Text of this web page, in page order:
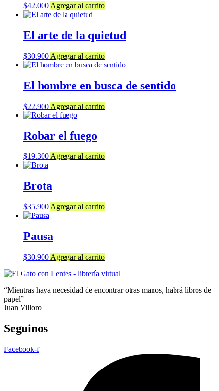
$42.000 Agregar al carrito
El arte de la quietud
$30.900 Agregar al carrito
El hombre en busca de sentido
$22.900 Agregar al carrito
Robar el fuego
$19.300Agregar al carrito
Brota
$35.900 Agregar al carrito
Pausa
$30.900 Agregar al carrito
“Mientras haya necesidad de encontrar otras manos, habrá libros de
papel”
Juan Villoro
Seguinos
Facebook-f